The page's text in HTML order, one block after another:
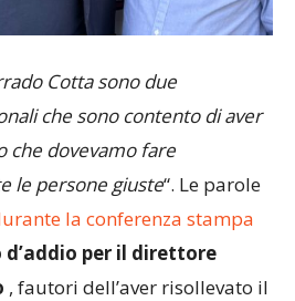
Cotta sono due
che sono contento di aver
che dovevamo fare
le persone giuste“. Le parole
la conferenza stampa
d’addio per il direttore
, fautori dell’aver risollevato il